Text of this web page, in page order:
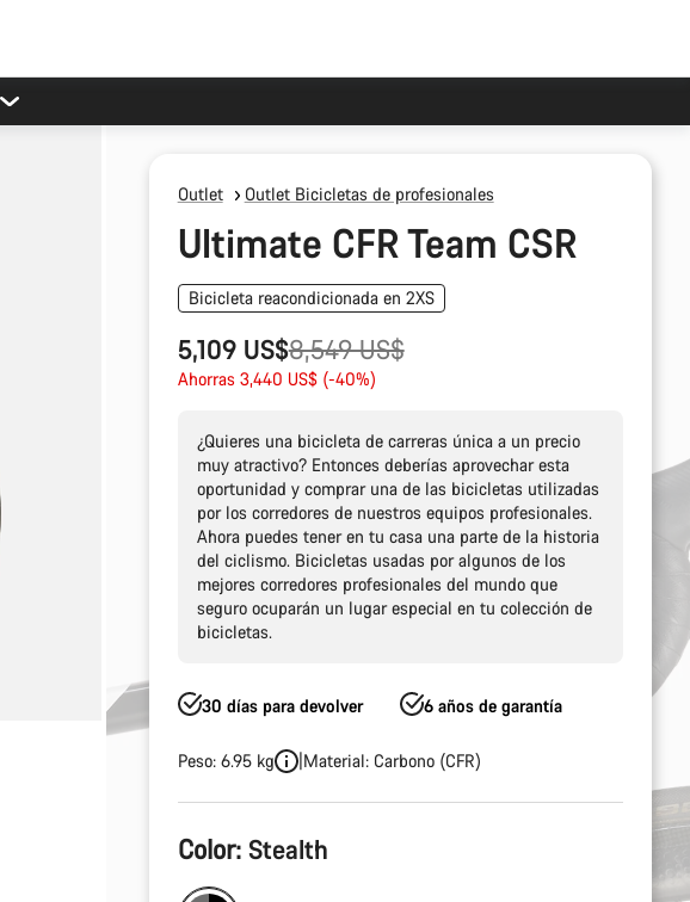
Outlet Outlet Bicicletas de profesionales
Ultimate CFR Team CSR
Bicicleta reacondicionada en 2XS
5,109 US$
Precio
original
8,549 US$
Ahorras 3,440 US$ (-40%)
¿Quieres una bicicleta de carreras única a un precio
muy atractivo? Entonces deberías aprovechar esta
oportunidad y comprar una de las bicicletas utilizadas
por los corredores de nuestros equipos profesionales.
Ahora puedes tener en tu casa una parte de la historia
del ciclismo. Bicicletas usadas por algunos de los
mejores corredores profesionales del mundo que
seguro ocuparán un lugar especial en tu colección de
bicicletas.
30 días para devolver 6 años de garantía
Peso: 6.95 kg Material: Carbono (CFR)
Configuración
del
producto
Color: Stealth